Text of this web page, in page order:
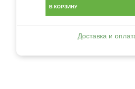
В КОРЗИНУ
Доставка и